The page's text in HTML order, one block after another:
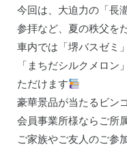
今回は、大迫力の「長
参拝など、夏の秩父を
車内では「堺バスゼミ
「まちだシルクメロ
ただけます
豪華景品が当たるビン
会員事業所様ならご所
ご家族やご友人のご参